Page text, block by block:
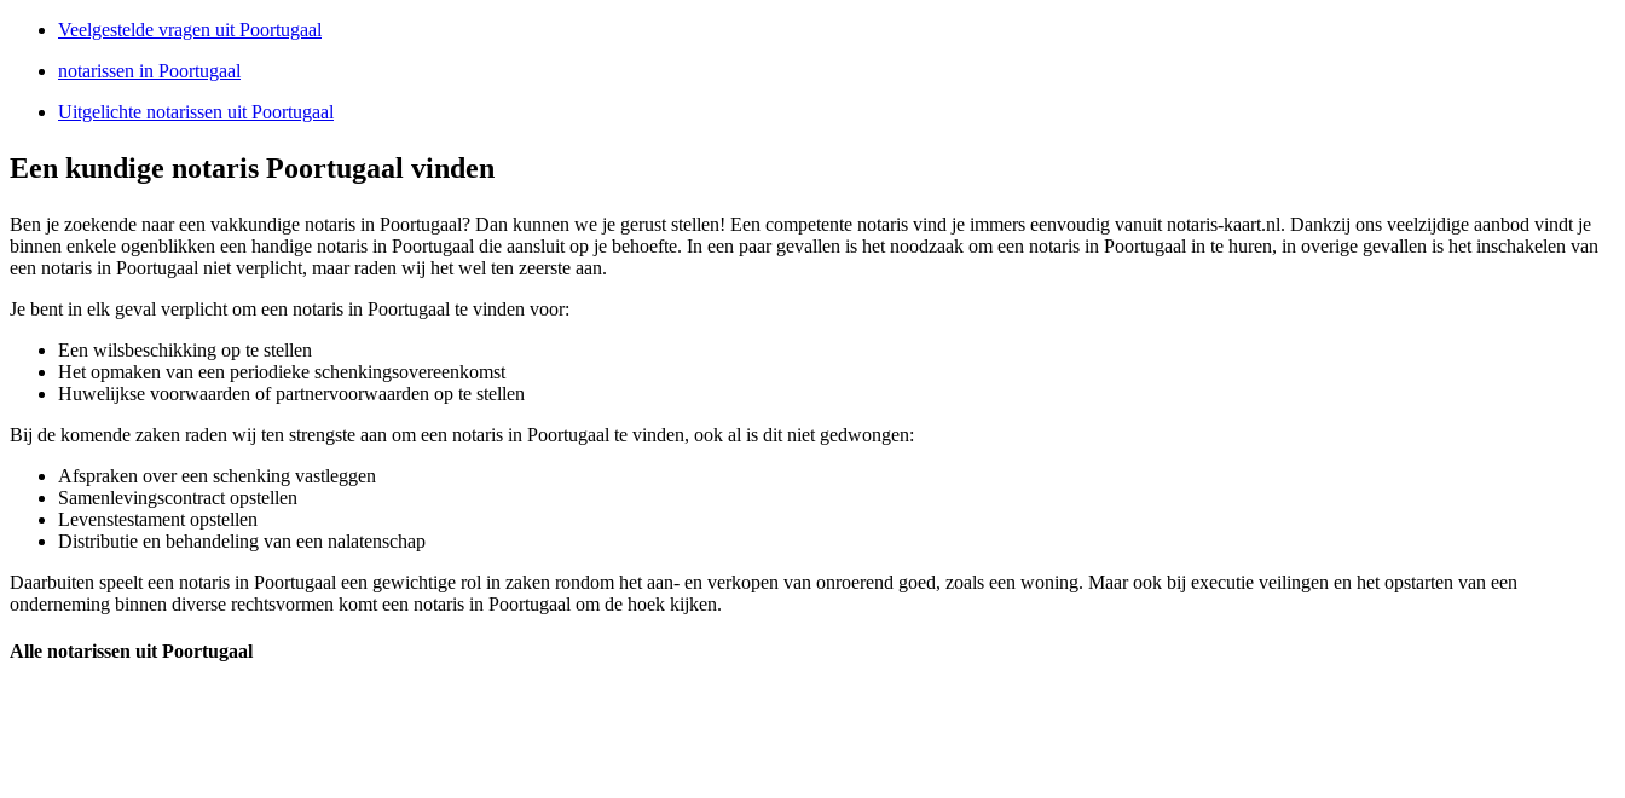
Veelgestelde vragen uit Poortugaal
notarissen in Poortugaal
Uitgelichte notarissen uit Poortugaal
Een kundige notaris Poortugaal vinden
Ben je zoekende naar een vakkundige notaris in Poortugaal? Dan kunnen we je gerust stellen! Een competente notaris vind je immers eenvoudig vanuit notaris-kaart.nl. Dankzij ons veelzijdige aanbod vindt je
binnen enkele ogenblikken een handige notaris in Poortugaal die aansluit op je behoefte. In een paar gevallen is het noodzaak om een notaris in Poortugaal in te huren, in overige gevallen is het inschakelen van
een notaris in Poortugaal niet verplicht, maar raden wij het wel ten zeerste aan.
Je bent in elk geval verplicht om een notaris in Poortugaal te vinden voor:
Een wilsbeschikking op te stellen
Het opmaken van een periodieke schenkingsovereenkomst
Huwelijkse voorwaarden of partnervoorwaarden op te stellen
Bij de komende zaken raden wij ten strengste aan om een notaris in Poortugaal te vinden, ook al is dit niet gedwongen:
Afspraken over een schenking vastleggen
Samenlevingscontract opstellen
Levenstestament opstellen
Distributie en behandeling van een nalatenschap
Daarbuiten speelt een notaris in Poortugaal een gewichtige rol in zaken rondom het aan- en verkopen van onroerend goed, zoals een woning. Maar ook bij executie veilingen en het opstarten van een
onderneming binnen diverse rechtsvormen komt een notaris in Poortugaal om de hoek kijken.
Alle notarissen uit Poortugaal